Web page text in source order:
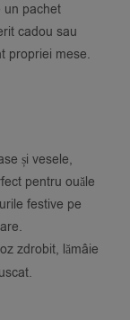
un pachet
cadou sau
propriei mese.
și vesele,
pentru ouăle
festive pe
zdrobit, lămâie